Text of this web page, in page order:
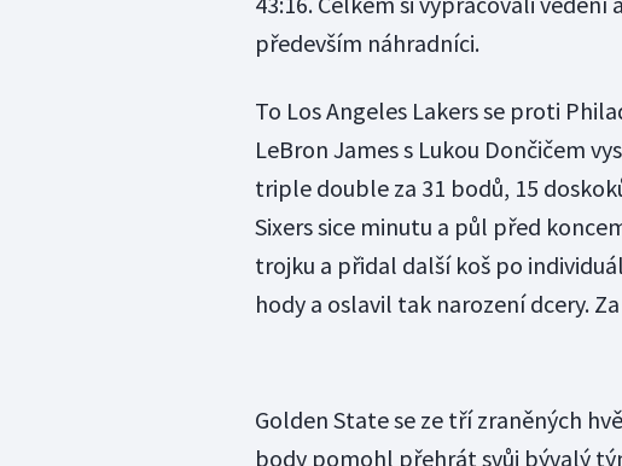
především náhradníci.
To Los Angeles Lakers se proti
LeBron James s Lukou Dončičem
triple double za 31 bodů, 15
Sixers sice minutu a půl před
trojku a přidal další koš po
hody a oslavil tak narození dcery.
Golden State se ze tří zraněných
body pomohl přehrát svůj bývalý